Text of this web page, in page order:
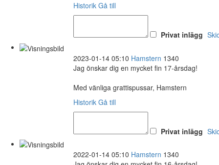
Historik Gå till
Privat inlägg
2023-01-14 05:10 Hamstern 1340
Jag önskar dig en mycket fin 17-årsdag!
Med vänliga grattispussar, Hamstern
Historik Gå till
Privat inlägg
2022-01-14 05:10 Hamstern 1340